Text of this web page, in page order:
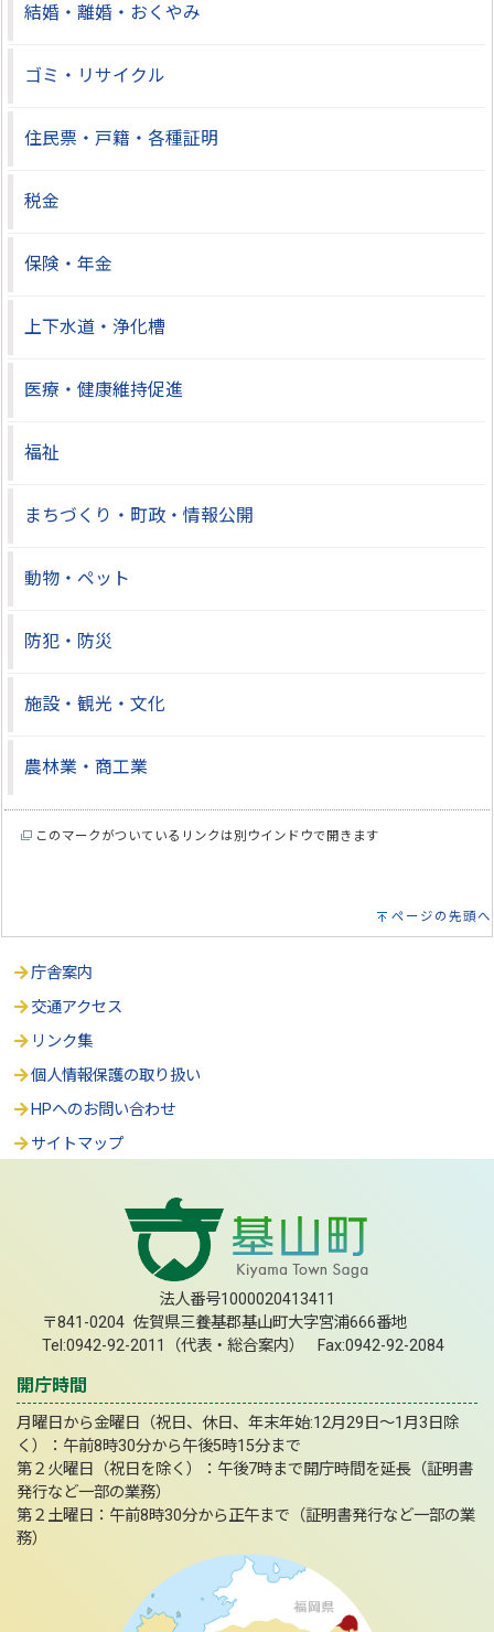
結婚・離婚・おくやみ
ゴミ・リサイクル
住民票・戸籍・各種証明
税金
保険・年金
上下水道・浄化槽
医療・健康維持促進
福祉
まちづくり・町政・情報公開
動物・ペット
防犯・防災
施設・観光・文化
農林業・商工業
このマークがついているリンクは別ウインドウで開きます
ページの先頭へ
庁舎案内
交通アクセス
リンク集
個人情報保護の取り扱い
HPへのお問い合わせ
サイトマップ
法人番号1000020413411
〒841-0204 佐賀県三養基郡基山町大字宮浦666番地
Tel:0942-92-2011（代表・総合案内） Fax:0942-92-2084
開庁時間
月曜日から金曜日（祝日、休日、年末年始:12月29日～1月3日除
く）：午前8時30分から午後5時15分まで
第２火曜日（祝日を除く）：午後7時まで開庁時間を延長（証明書
発行など一部の業務）
第２土曜日：午前8時30分から正午まで（証明書発行など一部の業
務）